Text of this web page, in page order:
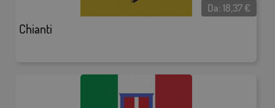
Chianti
Da:18,37€